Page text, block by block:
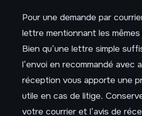
Pour une demande par
lettre mentionnant les
Bien qu’une lettre simple
l’envoi en recommandé avec
réception vous apporte une
utile en cas de litige.
votre courrier et l’avis de